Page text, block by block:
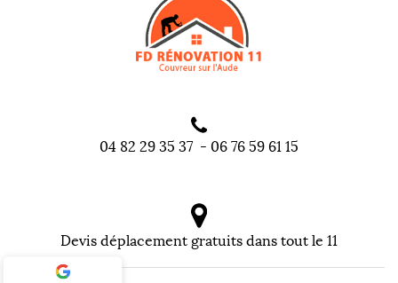
04 82 29 35 37 - 06 76 59 61 15
Devis déplacement gratuits dans tout le 11